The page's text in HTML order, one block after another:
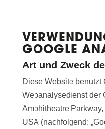
GOOGLE
Art und Zweck
Diese Website benutzt
Webanalysedienst der
Amphitheatre
USA (nachfolgend: